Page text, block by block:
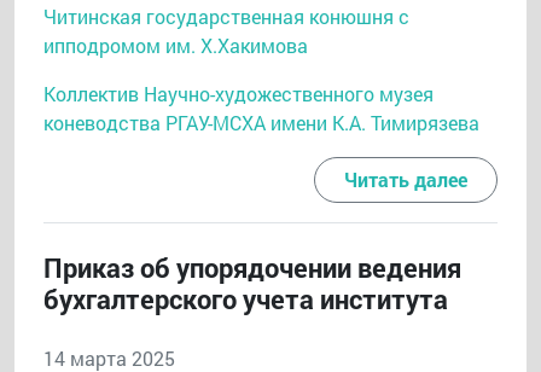
Читинская государственная конюшня с
ипподромом им. Х.Хакимова
Коллектив Научно-художественного музея
коневодства РГАУ-МСХА имени К.А. Тимирязева
Читать далее
Приказ об упорядочении ведения
бухгалтерского учета института
14 марта 2025